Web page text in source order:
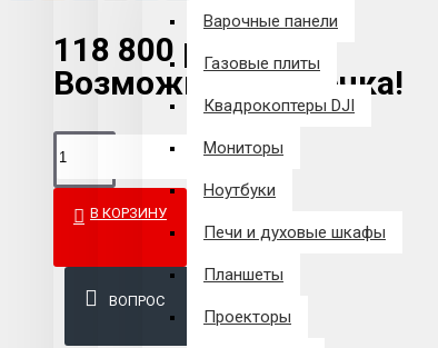
Варочные панели
Газовые плиты
Квадрокоптеры DJI
Мониторы
Ноутбуки
Печи и духовые шкафы
Планшеты
Проекторы
118 800 р.
Возможна рассрочка!
В КОРЗИНУ
ВОПРОС